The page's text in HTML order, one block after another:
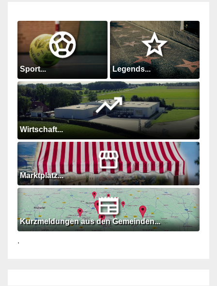
Sport... Legends...
Wirtschaft...
Marktplatz...
Kurzmeldungen aus den Gemeinden...
.